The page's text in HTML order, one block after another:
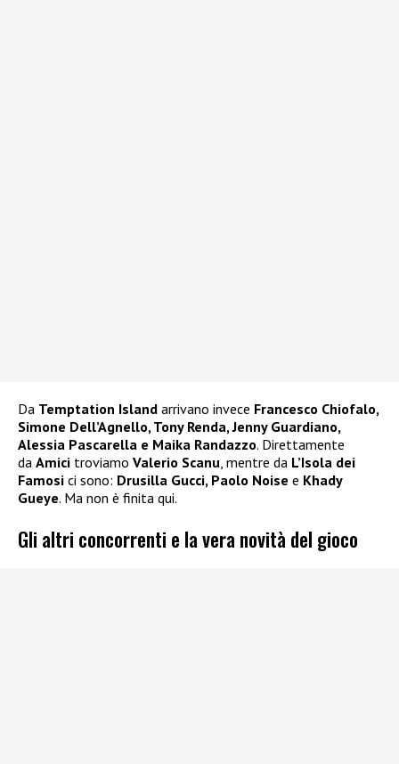
Da Temptation Island arrivano invece Francesco Chiofalo,
Simone Dell’Agnello, Tony Renda, Jenny Guardiano,
Alessia Pascarella e Maika Randazzo. Direttamente
da Amici troviamo Valerio Scanu, mentre da L’Isola dei
Famosi ci sono: Drusilla Gucci, Paolo Noise e Khady
Gueye. Ma non è finita qui.
Gli altri concorrenti e la vera novità del gioco